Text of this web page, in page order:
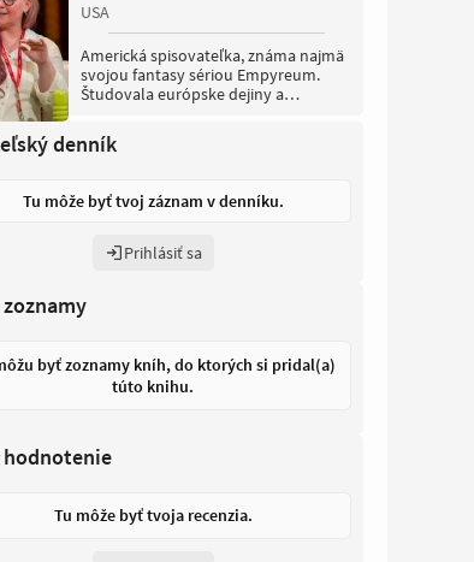
USA
Americká spisovateľka, známa najmä
svojou fantasy sériou Empyreum.
Študovala európske dejiny a
denník
Tu môže byť tvoj záznam v denníku.
Prihlásiť sa
byť zoznamy kníh, do ktorých si pridal(a)
túto knihu.
hodnotenie
Tu môže byť tvoja recenzia.